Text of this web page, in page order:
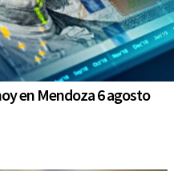
en Mendoza 6 agosto